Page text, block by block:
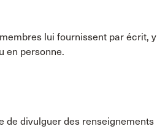
lui fournissent par écrit, y
en personne.
de divulguer des renseignements